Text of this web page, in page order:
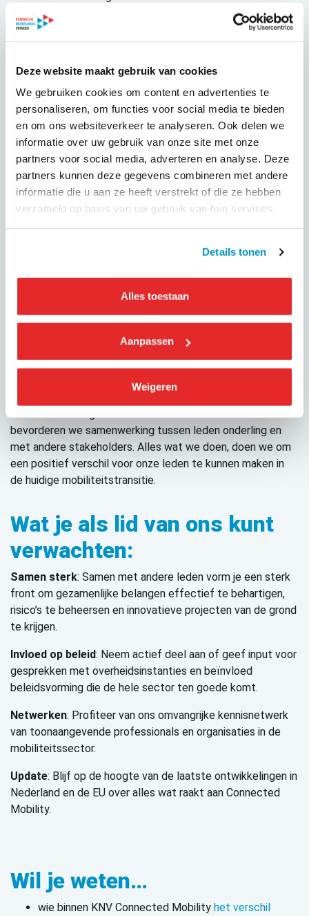
Deze website maakt gebruik van cookies
We gebruiken cookies om content en advertenties te
personaliseren, om functies voor social media te bieden
en om ons websiteverkeer te analyseren. Ook delen we
informatie over uw gebruik van onze site met onze
partners voor social media, adverteren en analyse. Deze
partners kunnen deze gegevens combineren met andere
informatie die u aan ze heeft verstrekt of die ze hebben
verzameld op basis van uw gebruik van hun services.
Details tonen
Alles toestaan
Aanpassen
Weigeren
veranderende wereld. Marktpartijen die niet meegaan in de
transitie zullen achterblijven en op termijn in relevantie
afnemen.
Door de digitalisering, veranderende reisbehoeften en de
ambitie vanuit de overheid om mobiliteit integraal te
benaderen, zijn er nieuwe diensten en reisvormen nodig
waarin mobiliteitsvormen meer en beter op elkaar zijn
aangesloten. Om die mobiliteitsvormen beter aan elkaar te
verbinden, moeten vervoerders en dienstverleners in de
mobiliteitssector elkaar beter leren vinden en vertrouwen
om samen nieuwe diensten te ontwikkelen.
Wat biedt KNV Connected
Wij bieden een platform waar zowel traditionele en nieuwe
marktpartijen als andere stakeholders samen kunnen
komen om de toekomst van mobiliteit vorm te geven.
We richten ons op belangenbehartiging, kennisuitwisseling
en samenwerking. Zo treden we op als gespreks- en
sparringpartner voor overheden, faciliteren we het leren van
bevorderen we samenwerking tussen leden onderling en
met andere stakeholders. Alles wat we doen, doen we om
een positief verschil voor onze leden te kunnen maken in
de huidige mobiliteitstransitie.
Wat je als lid van ons kunt
verwachten:
Samen sterk: Samen met andere leden vorm je een sterk
front om gezamenlijke belangen effectief te behartigen,
risico’s te beheersen en innovatieve projecten van de grond
te krijgen.
Invloed op beleid: Neem actief deel aan of geef input voor
gesprekken met overheidsinstanties en beïnvloed
beleidsvorming die de hele sector ten goede komt.
Netwerken: Profiteer van ons omvangrijke kennisnetwerk
van toonaangevende professionals en organisaties in de
mobiliteitssector.
Update: Blijf op de hoogte van de laatste ontwikkelingen in
Nederland en de EU over alles wat raakt aan Connected
Mobility.
Wil je weten…
wie binnen KNV Connected Mobility het verschil